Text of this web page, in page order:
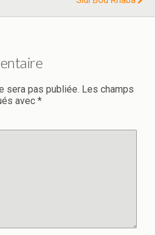
sera pas publiée. Les champs
avec *